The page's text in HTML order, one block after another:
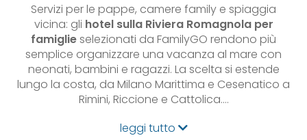
Servizi per le pappe, camere family e spiaggia
vicina: gli hotel sulla Riviera Romagnola per
famiglieselezionati da FamilyGO rendono più
semplice organizzare una vacanza al mare con
neonati, bambini e ragazzi. La scelta si estende
lungo la costa, da Milano Marittima e Cesenatico a
Rimini, Riccione e Cattolica.…
leggi tutto